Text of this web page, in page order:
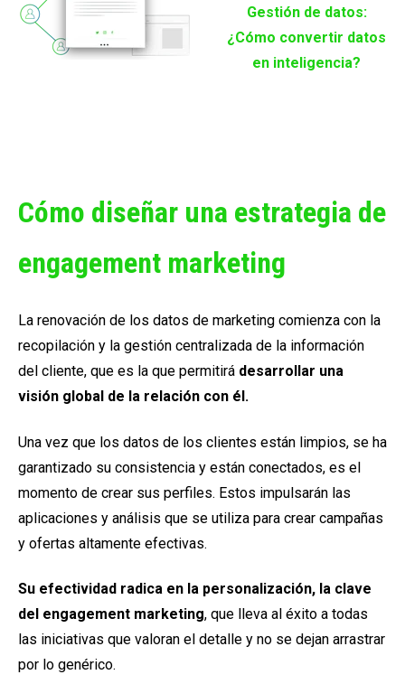
Gestión de datos:
¿Cómo convertir datos
en inteligencia?
Cómo diseñar una estrategia de
engagement marketing
La renovación de los datos de marketing comienza con la
recopilación y la gestión centralizada de la información
del cliente, que es la que permitirá desarrollar una
visión global de la relación con él.
Una vez que los datos de los clientes están limpios, se ha
garantizado su consistencia y están conectados, es el
momento de crear sus perfiles. Estos impulsarán las
aplicaciones y análisis que se utiliza para crear campañas
y ofertas altamente efectivas.
Su efectividad radica en la personalización, la clave
del engagement marketing, que lleva al éxito a todas
las iniciativas que valoran el detalle y no se dejan arrastrar
por lo genérico.